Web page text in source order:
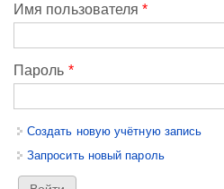
Имя пользователя*
Пароль *
Создать новую учётную запись
Запросить новый пароль